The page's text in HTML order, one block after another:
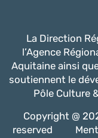
La Direction
l’Agence
Aquitaine ainsi
soutiennent le
Pôle Culture
Copyright @
reserved